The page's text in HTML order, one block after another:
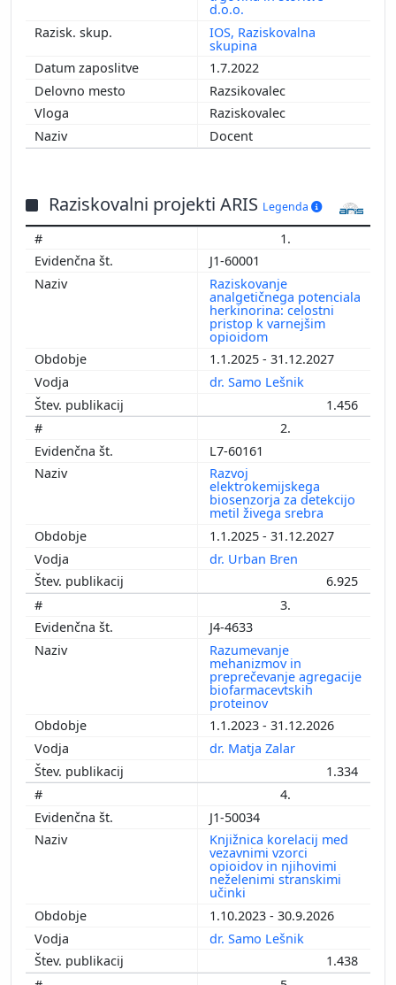
d.o.o.
IOS, Raziskovalna
skupina
1.7.2022
Razsikovalec
Raziskovalec
Docent
Raziskovalni projekti ARIS Legenda
1.
J1-60001
Raziskovanje
analgetičnega potenciala
herkinorina: celostni
pristop k varnejšim
opioidom
1.1.2025 - 31.12.2027
dr. Samo Lešnik
1.456
2.
L7-60161
Razvoj
elektrokemijskega
biosenzorja za detekcijo
metil živega srebra
1.1.2025 - 31.12.2027
dr. Urban Bren
6.925
3.
J4-4633
Razumevanje
mehanizmov in
preprečevanje agregacije
biofarmacevtskih
proteinov
1.1.2023 - 31.12.2026
dr. Matja Zalar
1.334
4.
J1-50034
Knjižnica korelacij med
vezavnimi vzorci
opioidov in njihovimi
neželenimi stranskimi
učinki
1.10.2023 - 30.9.2026
dr. Samo Lešnik
1.438